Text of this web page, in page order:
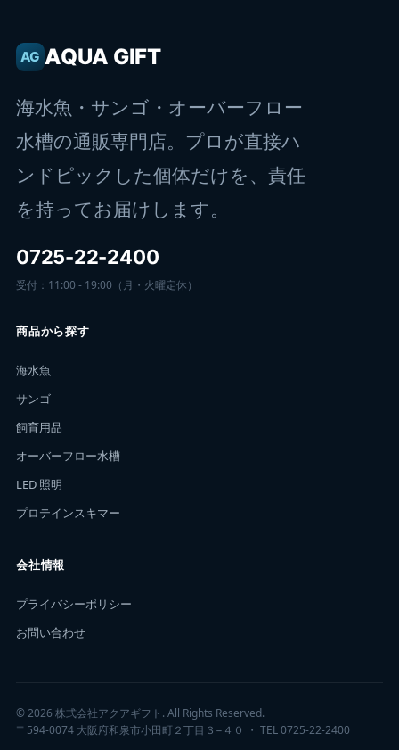
AG AQUA GIFT
海水魚・サンゴ・オーバーフロー
水槽の通販専門店。プロが直接ハ
ンドピックした個体だけを、責任
を持ってお届けします。
0725-22-2400
受付：11:00 - 19:00（月・火曜定休）
商品から探す
海水魚
サンゴ
飼育用品
オーバーフロー水槽
LED 照明
プロテインスキマー
会社情報
プライバシーポリシー
お問い合わせ
© 2026 株式会社アクアギフト. All Rights Reserved.
〒594-0074 大阪府和泉市小田町２丁目３−４０ ・ TEL 0725-22-2400